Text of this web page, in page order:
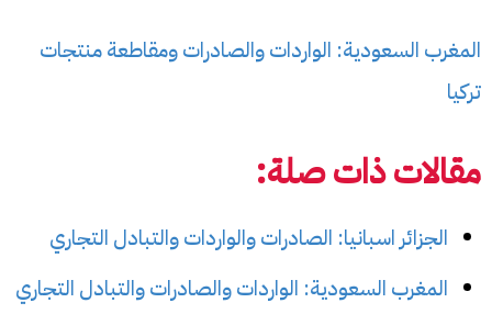
المغرب السعودية: الواردات والصادرات ومقاطعة منتجات
تركيا
مقالات ذات صلة:
الجزائر اسبانيا: الصادرات والواردات والتبادل التجاري
المغرب السعودية: الواردات والصادرات والتبادل التجاري